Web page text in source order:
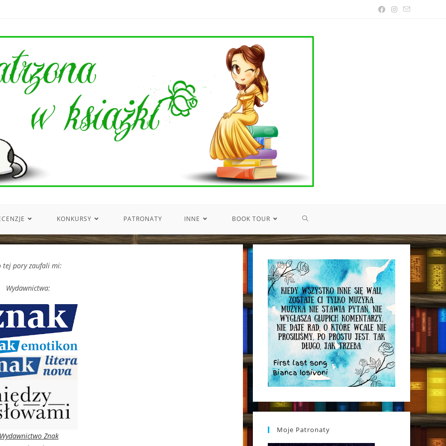
KONKURSY PATRONATY INNE BOOK TOUR TOGGLE
SEARCH
tej pory zaufali mi:
Wydawnictwa:
Znak
Moje Patronaty